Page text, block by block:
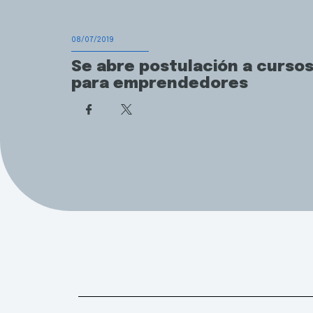
08/07/2019
Se abre postulación a cursos
para emprendedores